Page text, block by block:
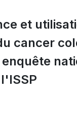
et
cancer